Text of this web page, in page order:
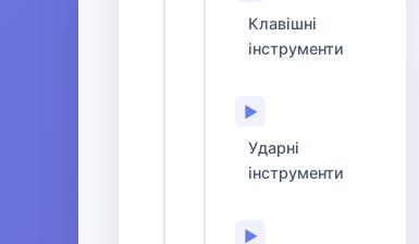
Клавішні
інструменти
▶
Ударні
інструменти
▶